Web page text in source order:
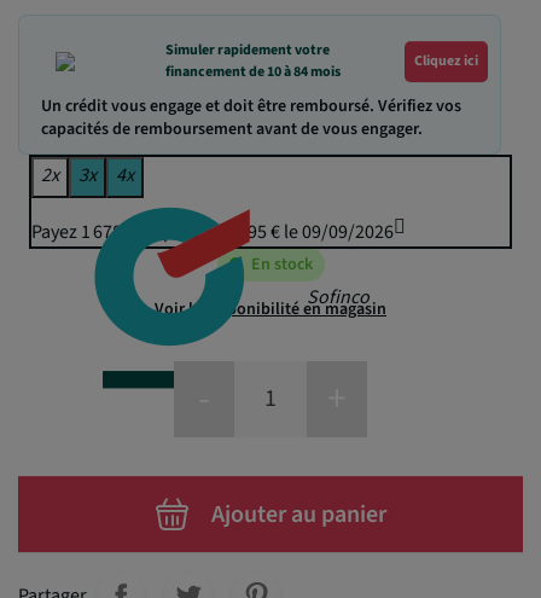
Simuler rapidement votre
financement de 10 à 84 mois
Cliquez ici
Un crédit vous engage et doit être remboursé. Vérifiez vos
capacités de remboursement avant de vous engager.
Sofinco
2x 3x 4x
Payez 1 678,32 € puis 1 649,95 € le 09/09/2026
En stock
Voir la disponibilité en magasin
Ajouter au panier